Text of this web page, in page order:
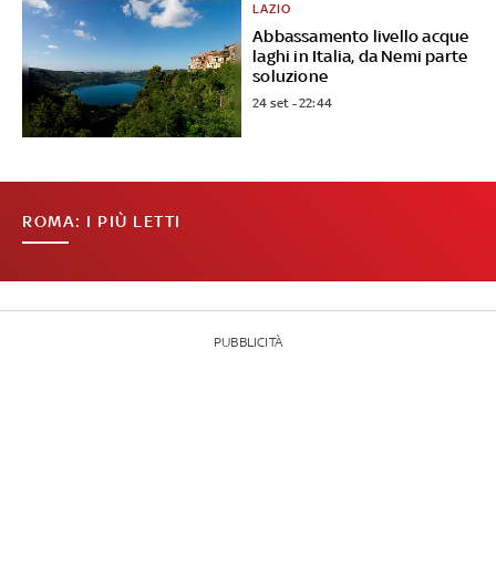
Abbassamento livello acque
laghi in Italia, da Nemi parte
soluzione
LAZIO
24 set - 22:44
ROMA: I PIÙ LETTI
PUBBLICITÀ